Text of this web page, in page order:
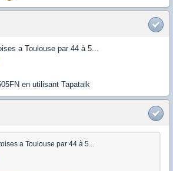
a Toulouse par 44 à 5...
en utilisant Tapatalk
a Toulouse par 44 à 5...